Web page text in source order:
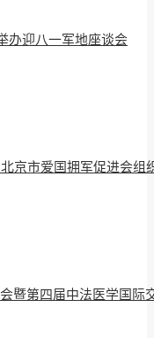
办迎八一军地座谈会
市爱国拥军促进会组
暨第四届中法医学国际